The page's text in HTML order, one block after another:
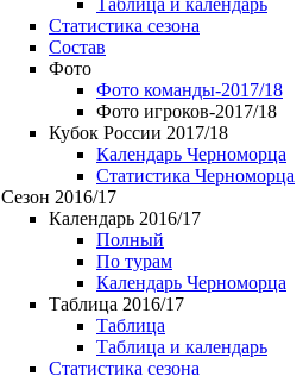
Таблица и календарь
Статистика сезона
Состав
Фото
Фото команды-2017/18
Фото игроков-2017/18
Кубок России 2017/18
Календарь Черноморца
Статистика Черноморца
Сезон 2016/17
Календарь 2016/17
Полный
По турам
Календарь Черноморца
Таблица 2016/17
Таблица
Таблица и календарь
Статистика сезона